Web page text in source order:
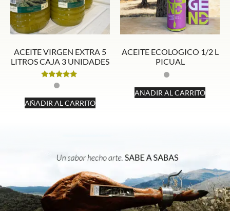
ACEITE VIRGEN EXTRA 5
LITROS CAJA 3 UNIDADES
Valorado
con
4.86
de 5
AÑADIR AL CARRITO
ACEITE ECOLOGICO 1/2 L
PICUAL
AÑADIR AL CARRITO